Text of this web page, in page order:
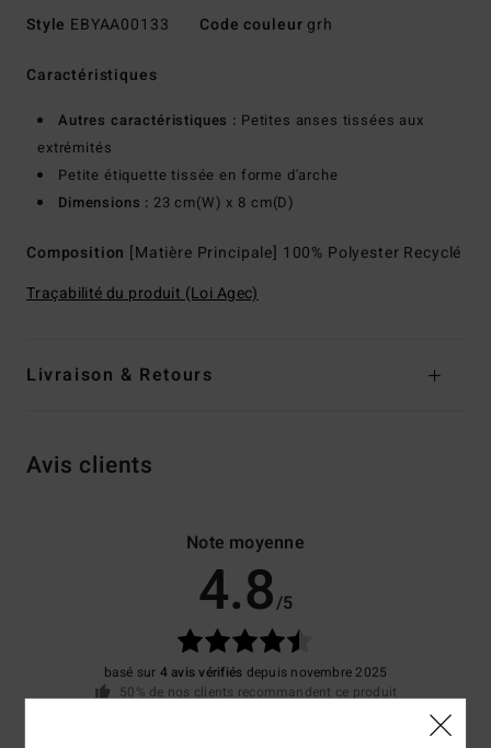
Style EBYAA00133 Code couleur grh
Caractéristiques
Autres caractéristiques : Petites anses tissées aux
extrémités
Petite étiquette tissée en forme d'arche
Dimensions : 23 cm(W) x 8 cm(D)
Composition [Matière Principale] 100% Polyester Recyclé
Traçabilité du produit (Loi Agec)
Livraison & Retours
Avis clients
Note moyenne
4.8/5
basé sur 4 avis vérifiés depuis novembre 2025
50% de nos clients recommandent ce produit